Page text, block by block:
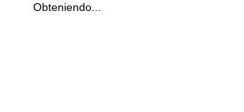
Obteniendo...